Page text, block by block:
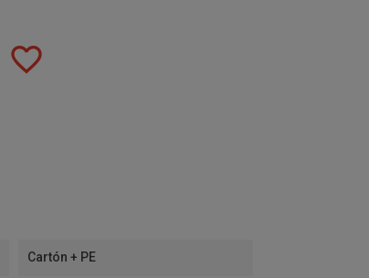
favorite_border
Cartón + PE